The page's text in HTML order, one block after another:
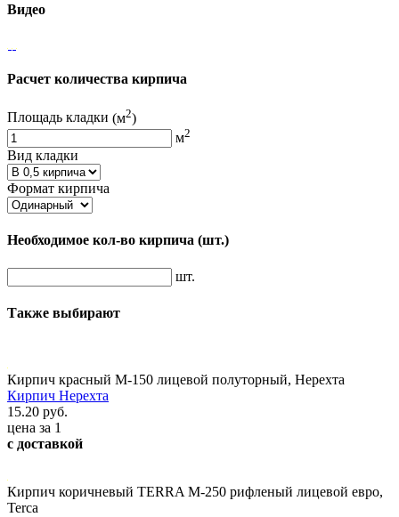
Видео
Расчет количества кирпича
Площадь кладки (м2)
м2
Вид кладки
Формат кирпича
Необходимое кол-во кирпича (шт.)
шт.
Также выбирают
Кирпич красный М-150 лицевой полуторный, Нерехта
Кирпич Нерехта
15.20 руб.
цена за 1
с доставкой
Кирпич коричневый TERRA М-250 рифленый лицевой евро,
Terca